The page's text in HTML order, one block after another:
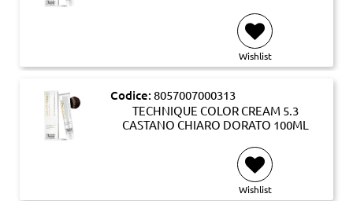
Wishlist
Codice: 8057007000313
TECHNIQUE COLOR CREAM 5.3
CASTANO CHIARO DORATO 100ML
Wishlist